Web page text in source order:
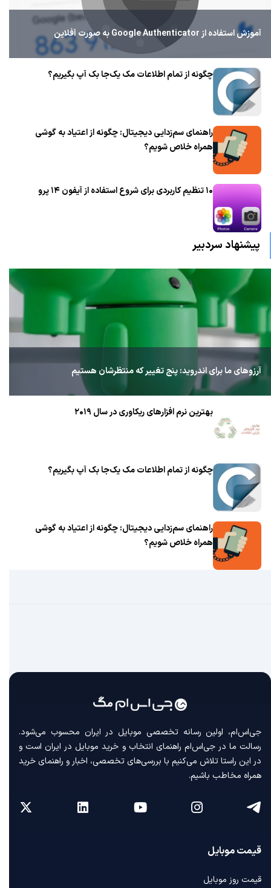
آموزش استفاده از Google Authenticator به صورت آفلاین
چگونه از تمام اطلاعات مک یک‌جا بک آپ بگیریم؟
راهنمای سم‌زدایی دیجیتال: چگونه از اعتیاد به گوشی
همراه خلاص شویم؟
۱۰ تنظیم کاربردی برای شروع استفاده از آیفون ۱۴ پرو
پیشنهاد سردبیر
آرزوهای ما برای اندروید: پنج تغییر که منتظرشان هستیم
بهترین نرم افزارهای ریکاوری در سال ۲۰۱۹
چگونه از تمام اطلاعات مک یک‌جا بک آپ بگیریم؟
راهنمای سم‌زدایی دیجیتال: چگونه از اعتیاد به گوشی
همراه خلاص شویم؟
جی‌اس‌ام، اولین رسانه‌ تخصصی موبایل در ایران محسوب می‌شود.
رسالت ما در جی‌اس‌ام راهنمای انتخاب و خرید موبایل در ایران است و
در این راستا تلاش می‌کنیم با بررسی‌های تخصصی، اخبار و راهنمای خرید
همراه مخاطب باشیم.
قیمت موبایل
قیمت روز موبایل